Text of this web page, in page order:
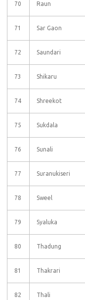
70 Raun
71 Sar Gaon
72 Saundari
73 Shikaru
74 Shreekot
75 Sukdala
76 Sunali
77 Suranukiseri
78 Sweel
79 Syaluka
80 Thadung
81 Thakrari
82 Thali